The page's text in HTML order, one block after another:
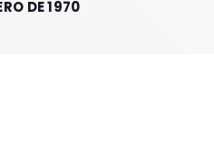
DE 1970